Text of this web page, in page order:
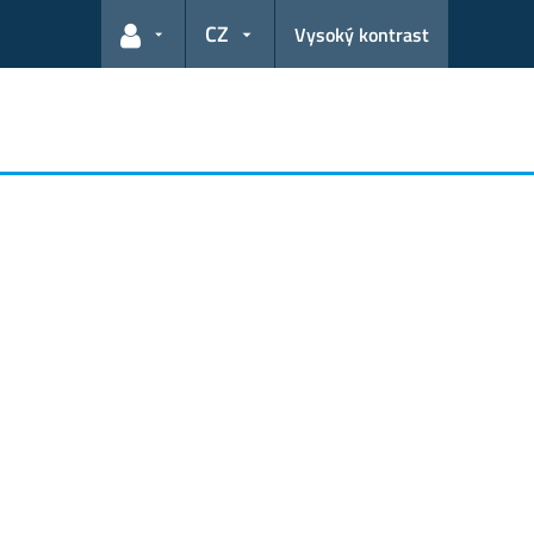
Odkazy pro uživatele
CZ Vysoký kontrast